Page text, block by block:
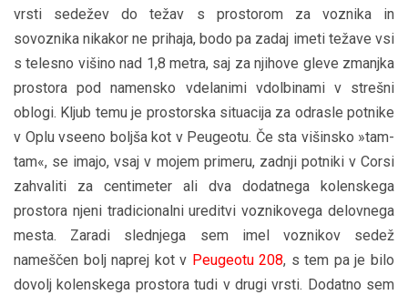
vrsti sedežev do težav s prostorom za voznika in
sovoznika nikakor ne prihaja, bodo pa zadaj imeti težave vsi
s telesno višino nad 1,8 metra, saj za njihove gleve zmanjka
prostora pod namensko vdelanimi vdolbinami v strešni
oblogi. Kljub temu je prostorska situacija za odrasle potnike
v Oplu vseeno boljša kot v Peugeotu. Če sta višinsko »tam-
tam«, se imajo, vsaj v mojem primeru, zadnji potniki v Corsi
zahvaliti za centimeter ali dva dodatnega kolenskega
prostora njeni tradicionalni ureditvi voznikovega delovnega
mesta. Zaradi slednjega sem imel voznikov sedež
nameščen bolj naprej kot v Peugeotu 208, s tem pa je bilo
dovolj kolenskega prostora tudi v drugi vrsti. Dodatno sem